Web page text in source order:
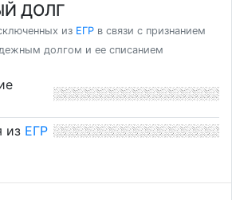
ДОЛГ
из ЕГР в связи с признанием
долгом и ее списанием
из ЕГР